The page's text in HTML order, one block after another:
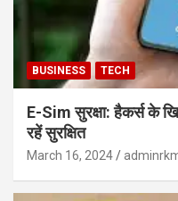
BUSINESS TECH
E-Sim सुरक्षा: हैकर्स के
रहें सुरक्षित
March 16, 2024